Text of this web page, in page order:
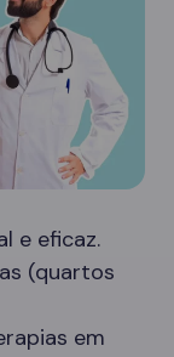
e eficaz.
(quartos
em